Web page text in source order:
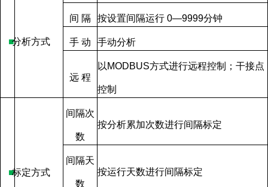
■分析方式
间 隔 按设置间隔运行 0—9999分钟
手 动 手动分析
远 程
以 MODBUS方式进行远程控制；干接点
控制
■标定方式
间隔次
数
按分析累加次数进行间隔标定
间隔天
数
按运行天数进行间隔标定